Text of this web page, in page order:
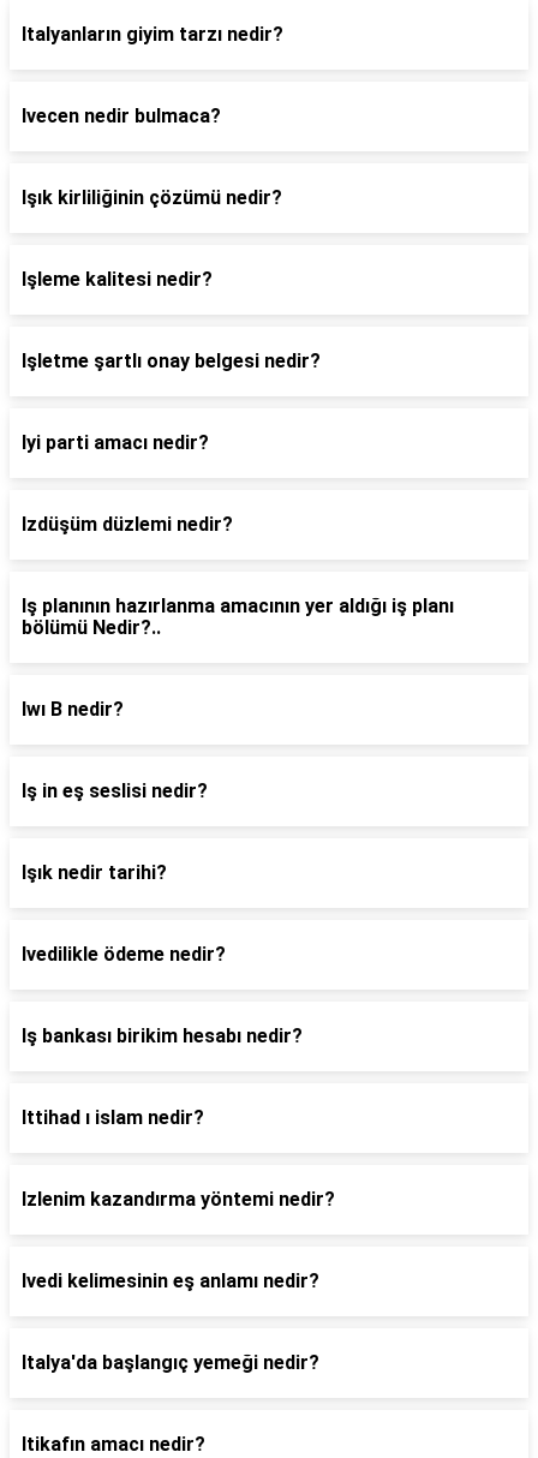
Italyanların giyim tarzı nedir?
Ivecen nedir bulmaca?
Işık kirliliğinin çözümü nedir?
Işleme kalitesi nedir?
Işletme şartlı onay belgesi nedir?
Iyi parti amacı nedir?
Izdüşüm düzlemi nedir?
Iş planının hazırlanma amacının yer aldığı iş planı
bölümü Nedir?..
Iwı B nedir?
Iş in eş seslisi nedir?
Işık nedir tarihi?
Ivedilikle ödeme nedir?
Iş bankası birikim hesabı nedir?
Ittihad ı islam nedir?
Izlenim kazandırma yöntemi nedir?
Ivedi kelimesinin eş anlamı nedir?
Italya'da başlangıç yemeği nedir?
Itikafın amacı nedir?